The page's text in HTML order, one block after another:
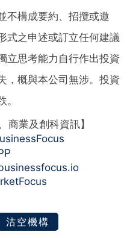
不構成要約、招攬或邀
式之申述或訂立任何建議
立思考能力自行作出投資
，概與本公司無涉。投資
商業及創科資訊】
沽空機構